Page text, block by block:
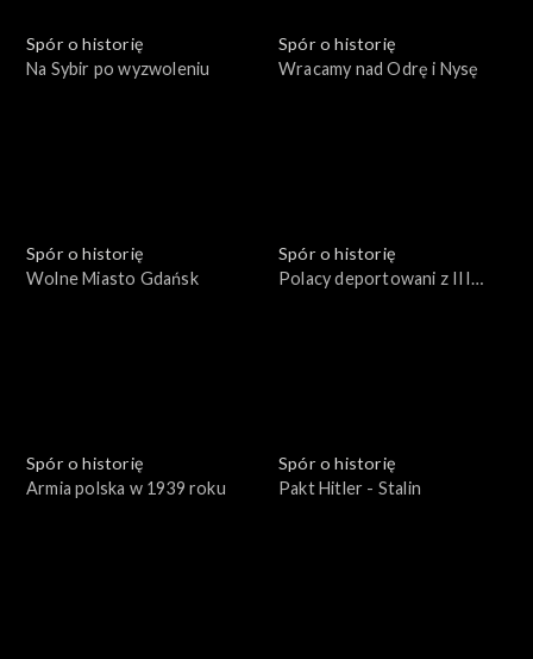
Spór o historię
Na Sybir po wyzwoleniu
Spór o historię
Wracamy nad Odrę i Nysę
Spór o historię
Wolne Miasto Gdańsk
Spór o historię
Polacy deportowani z III
Spór o historię
Armia polska w 1939 roku
Spór o historię
Pakt Hitler - Stalin